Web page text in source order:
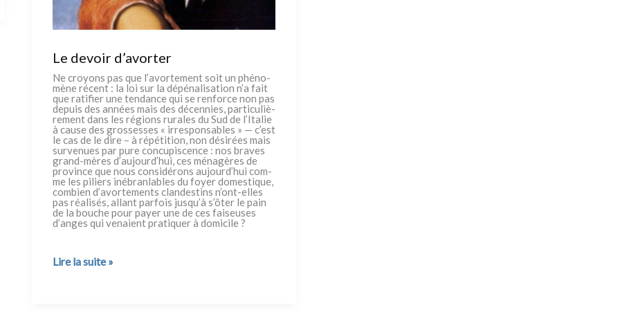
Le devoir d’avorter
Ne croyons pas que l’avortement soit un phé­no­
mè­ne récent : la loi sur la dépé­na­li­sa­tion n’a fait
que rati­fier une ten­dan­ce qui se ren­for­ce non pas
depuis des années mais des décen­nies, par­ti­cu­liè­
re­ment dans les régions rura­les du Sud de l’Italie
à cau­se des gros­ses­ses « irre­spon­sa­bles » — c’est
le cas de le dire – à répé­ti­tion, non dési­rées mais
sur­ve­nues par pure con­cu­pi­scen­ce : nos bra­ves
grand-mères d’aujourd’hui, ces ména­gè­res de
pro­vin­ce que nous con­si­dé­rons aujourd’hui com­
me les piliers iné­bran­la­bles du foyer dome­sti­que,
com­bien d’avortements clan­de­stins n’ont-elles
pas réa­li­sés, allant par­fois jusqu’à s’ôter le pain
de la bou­che pour payer une de ces fai­seu­ses
d’anges qui vena­ient pra­ti­quer à domi­ci­le ?
Le
Lire la suite »